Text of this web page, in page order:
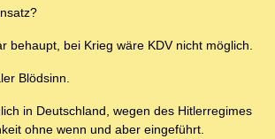
behaupt, bei Krieg wäre KDV nicht möglich.
Blödsinn.
in Deutschland, wegen des Hitlerregimes
ohne wenn und aber eingeführt.